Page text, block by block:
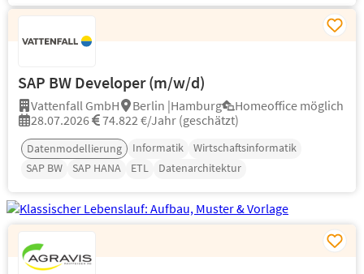
SAP BW Developer (m/w/d)
Vattenfall GmbH Berlin |Hamburg
Homeoffice möglich
28.07.2026
74.822 €/Jahr (geschätzt)
Datenmodellierung Informatik
Wirtschaftsinformatik
SAP BW
SAP HANA ETL Datenarchitektur